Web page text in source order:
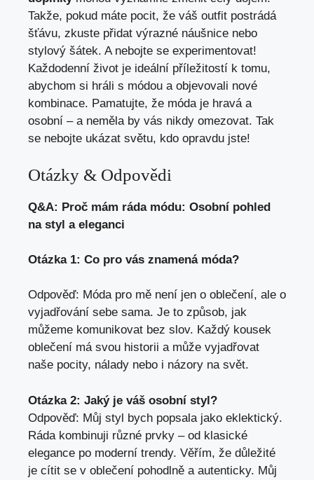
Takže, pokud máte pocit, že váš outfit postrádá
šťávu, zkuste přidat výrazné náušnice nebo
‍stylový šátek. A nebojte se experimentovat!
Každodenní život je ideální příležitostí k tomu,
abychom si hráli s módou a objevovali nové
kombinace. Pamatujte, že móda je hravá a
⁤osobní – a neměla by vás nikdy omezovat. Tak
se nebojte ukázat ‌světu, kdo opravdu jste!
Otázky & Odpovědi
Q&A: Proč mám ráda módu: Osobní pohled
na styl a eleganci
Otázka 1: Co pro vás​ znamená móda?
Odpověď: Móda ⁤pro ⁢mě není jen o oblečení, ale o
vyjadřování sebe sama. Je to způsob, jak
můžeme komunikovat bez slov. Každý kousek
oblečení má svou historii a může vyjadřovat
naše pocity, nálady nebo i názory na svět.
Otázka 2: Jaký⁢ je váš osobní styl?
Odpověď: Můj ‍styl bych popsala jako eklektický.
Ráda⁢ kombinuji⁢ různé ‌prvky – od klasické
elegance po moderní trendy. Věřím, že důležité
je cítit se v oblečení pohodlně a⁤ autenticky. Můj